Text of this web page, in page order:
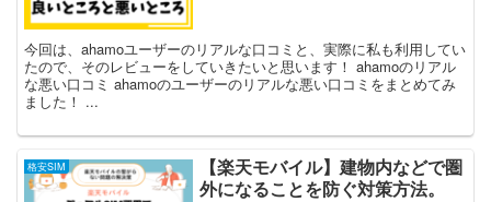
今回は、ahamoユーザーのリアルな口コミと、実際に私も利用してい
たので、そのレビューをしていきたいと思います！ ahamoのリアル
な悪い口コミ ahamoのユーザーのリアルな悪い口コミをまとめてみ
ました！ ...
格安SIM
【楽天モバイル】建物内などで圏
外になることを防ぐ対策方法。